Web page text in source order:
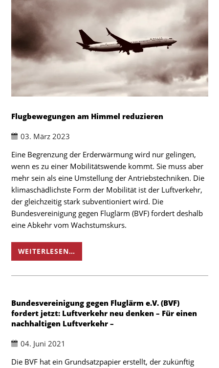
Flugbewegungen am Himmel reduzieren
03. März 2023
Eine Begrenzung der Erderwärmung wird nur gelingen,
wenn es zu einer Mobilitätswende kommt. Sie muss aber
mehr sein als eine Umstellung der Antriebstechniken. Die
klimaschädlichste Form der Mobilität ist der Luftverkehr,
der gleichzeitig stark subventioniert wird. Die
Bundesvereinigung gegen Fluglärm (BVF) fordert deshalb
eine Abkehr vom Wachstumskurs.
WEITERLESEN…
Bundesvereinigung gegen Fluglärm e.V. (BVF)
fordert jetzt: Luftverkehr neu denken – Für einen
nachhaltigen Luftverkehr –
04. Juni 2021
Die BVF hat ein Grundsatzpapier erstellt, der zukünftig